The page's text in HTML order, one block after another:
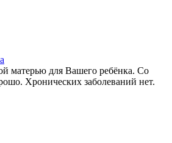
матерью для Вашего ребёнка. Со
Хронических заболеваний нет.